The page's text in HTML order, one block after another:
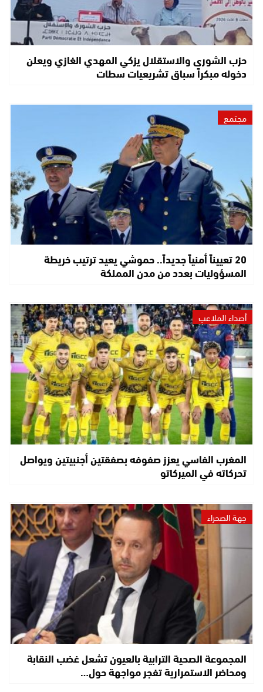
حزب الشورى والاستقلال يزكي المهدي الغازي ويعلن
دخوله مبكراً سباق تشريعيات سطات
مجتمع
20 تعييناً أمنياً جديداً.. حموشي يعيد ترتيب خريطة
المسؤوليات بعدد من مدن المملكة
أصداء الملاعب
المغرب الفاسي يعزز صفوفه بصفقتين أجنبيتين ويواصل
تحركاته في الميركاتو
جهة الصحراء
المجموعة الصحية الترابية بالعيون تشعل غضب النقابة
ومحاضر الاستمرارية تفجر مواجهة حول…